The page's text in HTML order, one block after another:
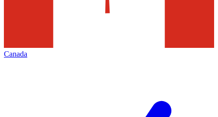
Canada